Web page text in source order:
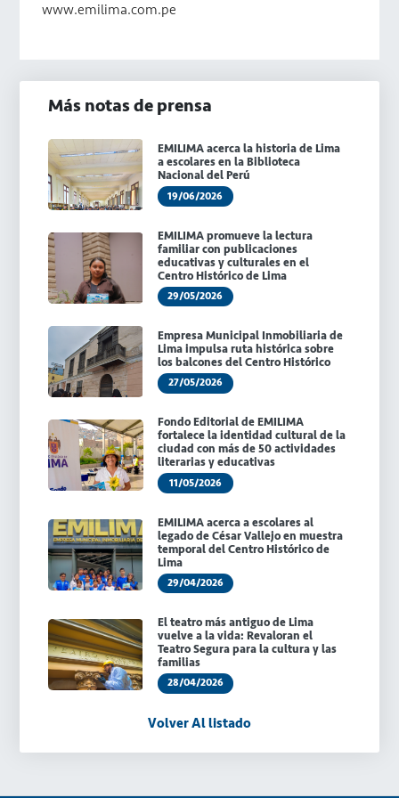
www.emilima.com.pe
Más notas de prensa
EMILIMA acerca la historia de Lima
a escolares en la Biblioteca
Nacional del Perú
19/06/2026
EMILIMA promueve la lectura
familiar con publicaciones
educativas y culturales en el
Centro Histórico de Lima
29/05/2026
Empresa Municipal Inmobiliaria de
Lima impulsa ruta histórica sobre
los balcones del Centro Histórico
27/05/2026
Fondo Editorial de EMILIMA
fortalece la identidad cultural de la
ciudad con más de 50 actividades
literarias y educativas
11/05/2026
EMILIMA acerca a escolares al
legado de César Vallejo en muestra
temporal del Centro Histórico de
Lima
29/04/2026
El teatro más antiguo de Lima
vuelve a la vida: Revaloran el
Teatro Segura para la cultura y las
familias
28/04/2026
Volver Al listado